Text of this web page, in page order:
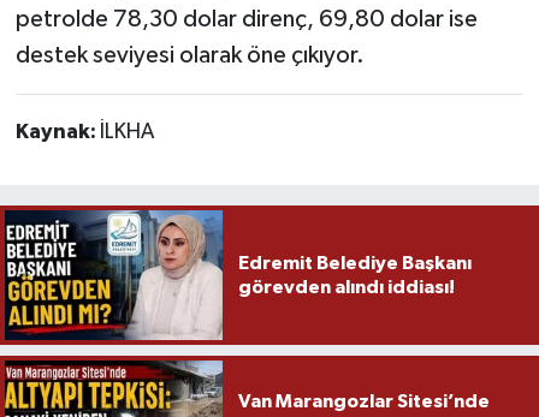
petrolde 78,30 dolar direnç, 69,80 dolar ise
destek seviyesi olarak öne çıkıyor.
Kaynak: İLKHA
Edremit Belediye Başkanı
görevden alındı iddiası!
Van Marangozlar Sitesi’nde